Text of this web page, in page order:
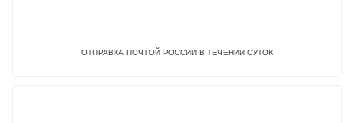
ОТПРАВКА ПОЧТОЙ РОССИИ В ТЕЧЕНИИ СУТОК